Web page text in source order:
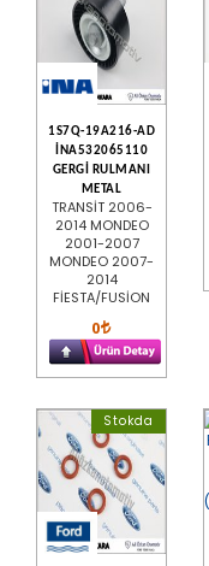
1S7Q-19A216-AD
İNA532065110
GERGİ RULMANI
METAL
TRANSİT 2006-
2014 MONDEO
2001-2007
MONDEO 2007-
2014
FİESTA/FUSİON
0
Stokda